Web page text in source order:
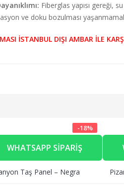
Fiberglas yapısı gereği,
ve doku bozulması
İSTANBUL DIŞI AMBAR İLE
-18%
WHATSAPP SIPARIŞ
Taş Panel – Negra